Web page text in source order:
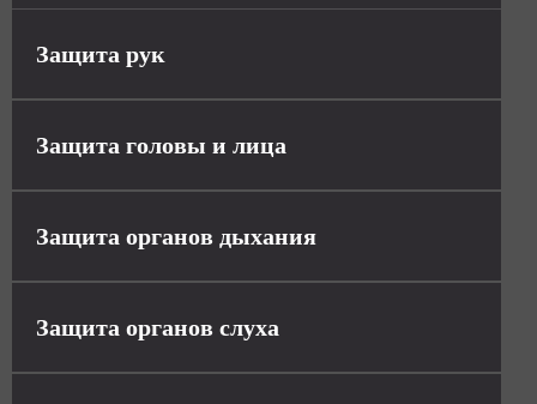
Защита рук
Защита головы и лица
Защита органов дыхания
Защита органов слуха